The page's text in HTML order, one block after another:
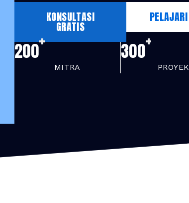
KONSULTASI
GRATIS
PELAJARI
200+
MITRA
300+
PROYEK